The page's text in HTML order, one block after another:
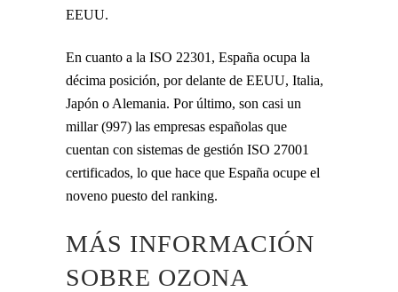
EEUU.
En cuanto a la ISO 22301, España ocupa la
décima posición, por delante de EEUU, Italia,
Japón o Alemania. Por último, son casi un
millar (997) las empresas españolas que
cuentan con sistemas de gestión ISO 27001
certificados, lo que hace que España ocupe el
noveno puesto del ranking.
MÁS INFORMACIÓN
SOBRE OZONA